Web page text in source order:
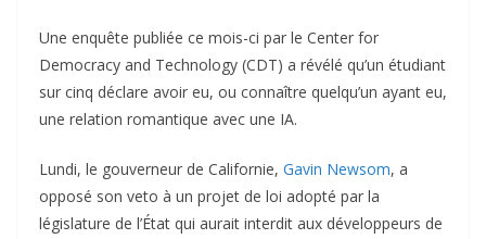
Une enquête publiée ce mois-ci par le Center for
Democracy and Technology (CDT) a révélé qu’un étudiant
sur cinq déclare avoir eu, ou connaître quelqu’un ayant eu,
une relation romantique avec une IA.
Lundi, le gouverneur de Californie, Gavin Newsom, a
opposé son veto à un projet de loi adopté par la
législature de l’État qui aurait interdit aux développeurs de